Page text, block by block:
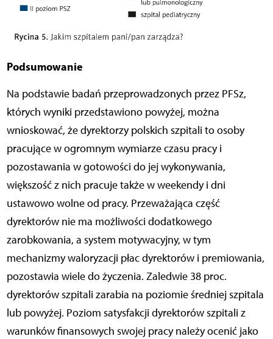
Podsumowanie
Na podstawie badań przeprowadzonych przez PFSz,
których wyniki przedstawiono powyżej, można
wnioskować, że dyrektorzy polskich szpitali to osoby
pracujące w ogromnym wymiarze czasu pracy i
pozostawania w gotowości do jej wykonywania,
większość z nich pracuje także w weekendy i dni
ustawowo wolne od pracy. Przeważająca część
dyrektorów nie ma możliwości dodatkowego
zarobkowania, a system motywacyjny, w tym
mechanizmy waloryzacji płac dyrektorów i premiowania,
pozostawia wiele do życzenia. Zaledwie 38 proc.
dyrektorów szpitali zarabia na poziomie średniej szpitala
lub powyżej. Poziom satysfakcji dyrektorów szpitali z
warunków finansowych swojej pracy należy ocenić jako